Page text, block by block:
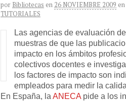
por Bibliotecas en 26 NOVIEMBRE 2009 en
TUTORIALES
Las agencias de evaluación
muestras de que las
impacto en los ámbitos
colectivos docentes e
los factores de impacto son
empleados para medir la
En España, la ANECA pide a los